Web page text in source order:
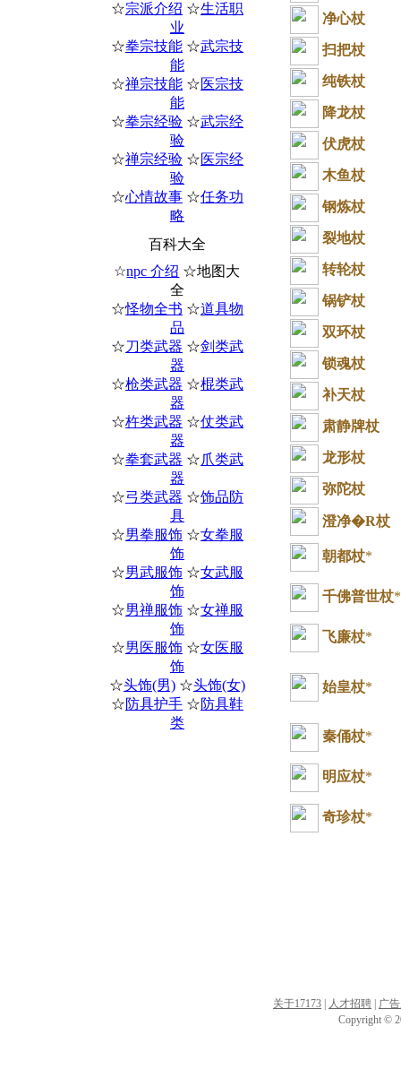
☆宗派介绍 ☆生活职
业
☆拳宗技能 ☆武宗技
能
☆禅宗技能 ☆医宗技
能
☆拳宗经验 ☆武宗经
验
☆禅宗经验 ☆医宗经
验
☆心情故事 ☆任务功
略
百科大全
☆npc 介绍 ☆地图大
全
☆怪物全书 ☆道具物
品
☆刀类武器 ☆剑类武
器
☆枪类武器 ☆棍类武
器
☆杵类武器 ☆仗类武
器
☆拳套武器 ☆爪类武
器
☆弓类武器 ☆饰品防
具
☆男拳服饰 ☆女拳服
饰
☆男武服饰 ☆女武服
饰
☆男禅服饰 ☆女禅服
饰
☆男医服饰 ☆女医服
饰
☆头饰(男) ☆头饰(女)
☆防具护手 ☆防具鞋
类
净心杖
扫把杖
纯铁杖
降龙杖
伏虎杖
木鱼杖
钢炼杖
裂地杖
转轮杖
锅铲杖
双环杖
锁魂杖
补天杖
肃静牌杖
龙形杖
弥陀杖
澄净�R杖
朝都杖*
千佛普世杖*
飞廉杖*
始皇杖*
秦俑杖*
明应杖*
奇珍杖*
关于17173 人才招聘
广
Copyright ©